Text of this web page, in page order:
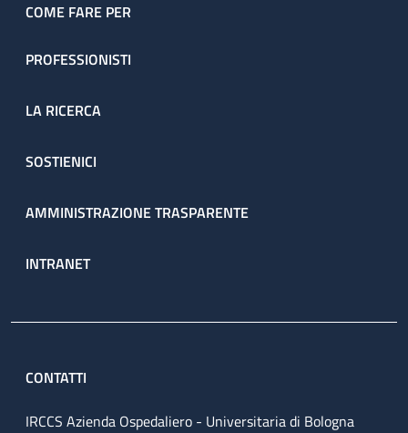
COME FARE PER
PROFESSIONISTI
LA RICERCA
SOSTIENICI
AMMINISTRAZIONE TRASPARENTE
INTRANET
CONTATTI
IRCCS Azienda Ospedaliero - Universitaria di Bologna